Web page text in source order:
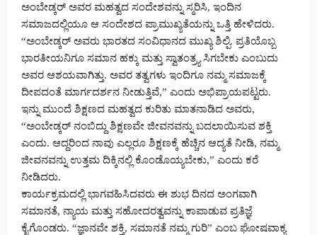
ಅಂಬೇಡ್ಕರ್ ಅವರ ಮಹತ್ವದ ಸಂದೇಶವನ್ನು ಸ್ಮರಿಸಿ, ಇಂದಿನ
ಸಮಾಜದಲ್ಲಿಯೂ ಆ ಸಂದೇಶದ ಪ್ರಾಮುಖ್ಯತೆಯನ್ನು ಒತ್ತಿ ಹೇಳಿದರು.
“ಅಂಬೇಡ್ಕರ್ ಅವರು ಭಾರತದ ಸಂವಿಧಾನದ ಮುಖ್ಯ ಶಿಲ್ಪಿ. ಪ್ರತಿಯೊಬ್ಬ
ಭಾರತೀಯನಿಗೂ ಸಮಾನ ಹಕ್ಕು ಮತ್ತು ಸ್ವಾತಂತ್ರ್ಯ ಸಿಗಬೇಕು ಎಂಬುದು
ಅವರ ಆಶಯವಾಗಿತ್ತು. ಅವರ ತತ್ವಗಳು ಇಂದಿಗೂ ನಮ್ಮ ಸಮಾಜಕ್ಕೆ
ದೀಪದಂತೆ ಮಾರ್ಗದರ್ಶನ ನೀಡುತ್ತಿವೆ,” ಎಂದು ಅಭಿಪ್ರಾಯಪಟ್ಟರು.
ಇನ್ನು ಮುಂದೆ ಶಿಕ್ಷಣದ ಮಹತ್ವದ ಕುರಿತು ಮಾತನಾಡಿದ ಅವರು,
“ಅಂಬೇಡ್ಕರ್ ನಂಬಿದ್ದು ಶಿಕ್ಷಣವೇ ಜೀವನವನ್ನು ಬದಲಾಯಿಸುವ ಶಕ್ತಿ
ಎಂದು. ಆದ್ದರಿಂದ ನಾವು ಎಲ್ಲರೂ ಶಿಕ್ಷಣಕ್ಕೆ ಹೆಚ್ಚಿನ ಆದ್ಯತೆ ನೀಡಿ, ನಮ್ಮ
ಜೀವನವನ್ನು ಉತ್ತಮ ದಿಕ್ಕಿನಲ್ಲಿ ಕೊಂಡೊಯ್ಯಬೇಕು,” ಎಂದು ಕರೆ
ನೀಡಿದರು.
ಕಾರ್ಯಕ್ರಮದಲ್ಲಿ ಭಾಗವಹಿಸಿದವರು ಈ ಶುಭ ದಿನದ ಅಂಗವಾಗಿ
ಸಮಾನತೆ, ನ್ಯಾಯ ಮತ್ತು ಸಹೋದರತ್ವವನ್ನು ಕಾಪಾಡುವ ಪ್ರತಿಜ್ಞೆ
ಕೈಗೊಂಡರು. “ಜ್ಞಾನವೇ ಶಕ್ತಿ, ಸಮಾನತೆ ನಮ್ಮ ಗುರಿ” ಎಂಬ ಘೋಷವಾಕ್ಯ